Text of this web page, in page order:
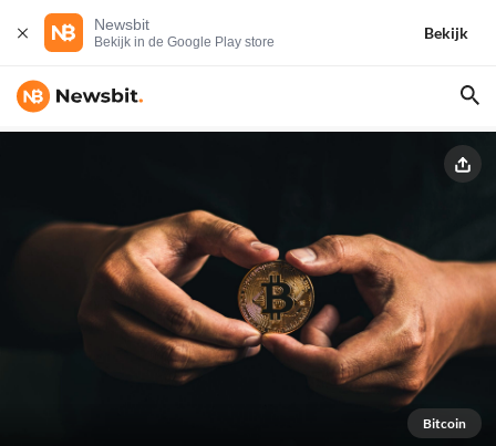
Newsbit
Bekijk in de Google Play store
Bekijk
Bitcoin